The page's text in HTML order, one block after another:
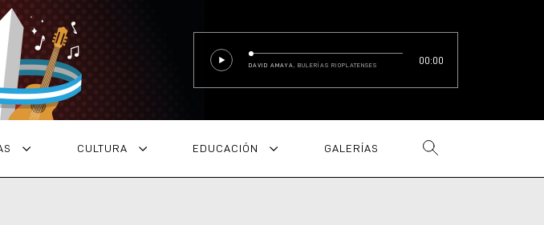
DAVID AMAYA , BULERÍAS RIOPLATENSES 00:00
CULTURA EDUCACIÓN GALERÍAS